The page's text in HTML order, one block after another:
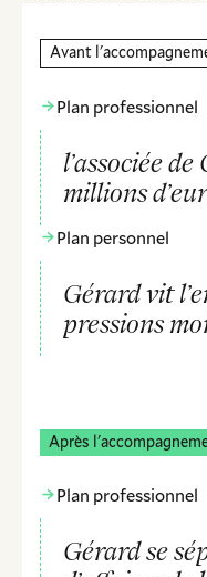
Avant
Plan professionnel
l’associée
millions
Plan personnel
Gérard vit
pressions
Après
Plan professionnel
Gérard se